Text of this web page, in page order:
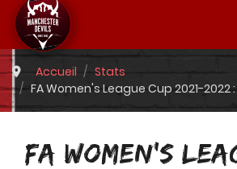
Accueil
Stats
FA Women's League Cup 2021-2022
FA WOMEN'S